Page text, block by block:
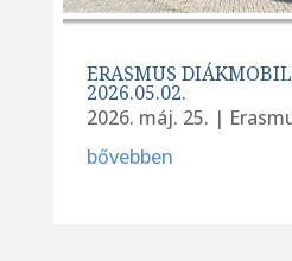
ERASMUS
2026.05.02.
2026. máj. 25. |
bővebben